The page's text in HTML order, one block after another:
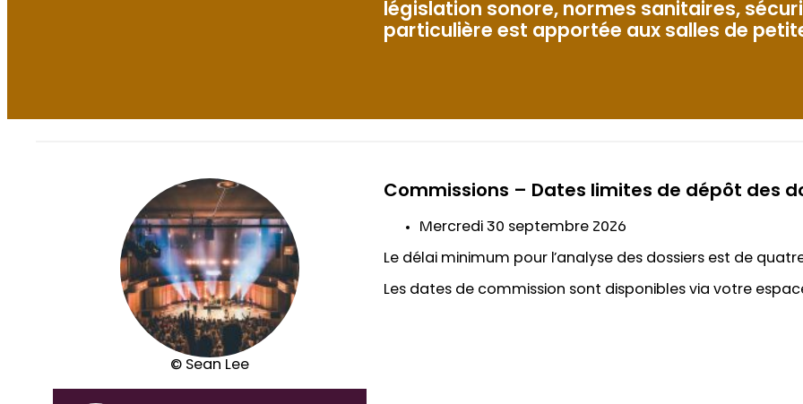
législation sonore, normes sanitaires,
particulière est apportée aux salles de
© Sean Lee
Commissions – Dates limites de dépôt des
Mercredi 30 septembre 2026
Le délai minimum pour l’analyse des dossiers est de
Les dates de commission sont disponibles via votre